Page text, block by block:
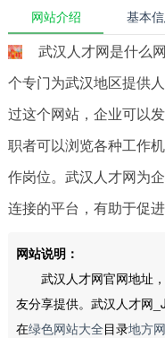
网站介绍 基本
武汉人才网是什么
个专门为武汉地区提供
过这个网站，企业可以
职者可以浏览各种工作
作岗位。武汉人才网为
连接的平台，有助于促
网站说明：
武汉人才网官网地址，
友分享提供。武汉人才网
在绿色网站大全目录地方